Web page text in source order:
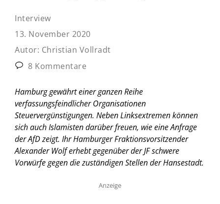
Interview
13. November 2020
Autor: Christian Vollradt
8 Kommentare
Hamburg gewährt einer ganzen Reihe
verfassungsfeindlicher Organisationen
Steuervergünstigungen. Neben Linksextremen können
sich auch Islamisten darüber freuen, wie eine Anfrage
der AfD zeigt. Ihr Hamburger Fraktionsvorsitzender
Alexander Wolf erhebt gegenüber der JF schwere
Vorwürfe gegen die zuständigen Stellen der Hansestadt.
Anzeige